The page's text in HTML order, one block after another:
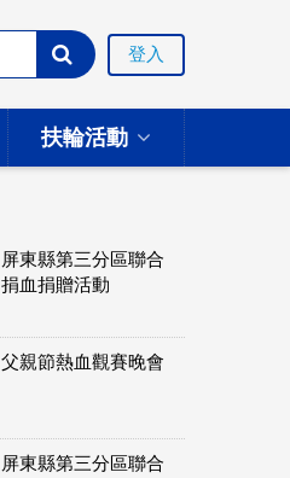
登入
扶輪活動
屏東縣第三分區聯合
捐血捐贈活動
父親節熱血觀賽晚會
屏東縣第三分區聯合